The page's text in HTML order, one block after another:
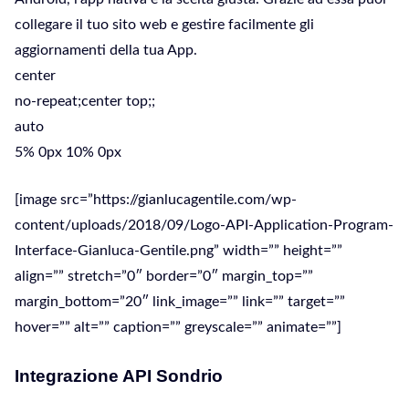
collegare il tuo sito web e gestire facilmente gli
aggiornamenti della tua App.
center
no-repeat;center top;;
auto
5% 0px 10% 0px
[image src=”https://gianlucagentile.com/wp-
content/uploads/2018/09/Logo-API-Application-Program-
Interface-Gianluca-Gentile.png” width=”” height=””
align=”” stretch=”0″ border=”0″ margin_top=””
margin_bottom=”20″ link_image=”” link=”” target=””
hover=”” alt=”” caption=”” greyscale=”” animate=””]
Integrazione API Sondrio